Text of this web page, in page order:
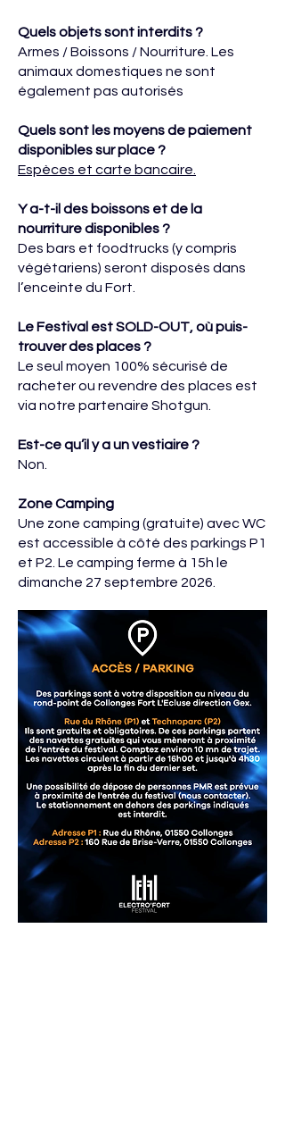
Quels objets sont interdits ?
Armes / Boissons / Nourriture. Les
animaux domestiques ne sont
également pas autorisés
Quels sont les moyens de paiement
disponibles sur place ?
Espèces et carte bancaire.
Y a-t-il des boissons et de la
nourriture disponibles ?
Des bars et foodtrucks (y compris
végétariens) seront disposés dans
l’enceinte du Fort.
Le Festival est SOLD-OUT, où puis-
trouver des places ?
Le seul moyen 100% sécurisé de
racheter ou revendre des places est
via notre partenaire Shotgun.
Est-ce qu’il y a un vestiaire ?
Non.
Zone Camping
Une zone camping (gratuite) avec WC
est accessible à côté des parkings P1
et P2. Le camping ferme à 15h le
dimanche 27 septembre 2026.